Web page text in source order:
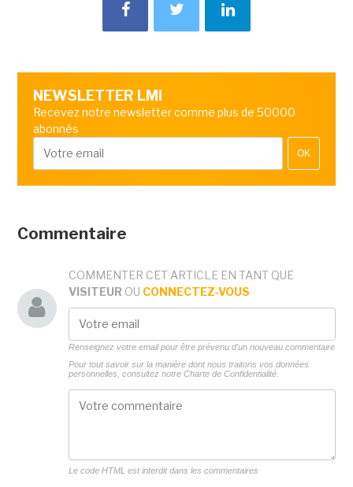
NEWSLETTER LMI
Recevez notre newsletter comme plus de 50000
abonnés
OK
Commentaire
COMMENTER CET ARTICLE EN TANT QUE
VISITEUR OU CONNECTEZ-VOUS
Renseignez votre email pour être prévenu d'un nouveau commentaire
Pour tout savoir sur la manière dont nous traitons vos données
personnelles, consultez notre Charte de Confidentialité.
Le code HTML est interdit dans les commentaires